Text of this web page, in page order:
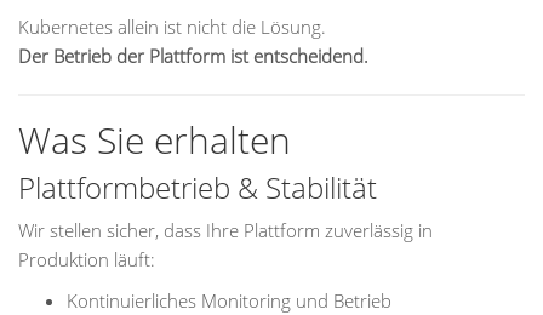
Kubernetes allein ist nicht die Lösung.
Der Betrieb der Plattform ist entscheidend.
Was Sie erhalten
Plattformbetrieb & Stabilität
Wir stellen sicher, dass Ihre Plattform zuverlässig in
Produktion läuft:
Kontinuierliches Monitoring und Betrieb